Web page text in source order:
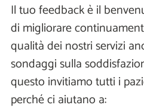
Il tuo feedback è il
di migliorare
qualità dei nostri servizi
sondaggi sulla
questo invitiamo tutti i
perché ci aiutano a: